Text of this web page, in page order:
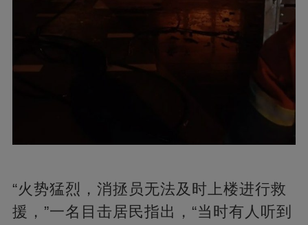
“火势猛烈，消拯员无法及时上楼进行救
援，”一名目击居民指出，“当时有人听到